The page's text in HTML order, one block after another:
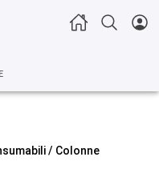
/ Colonne